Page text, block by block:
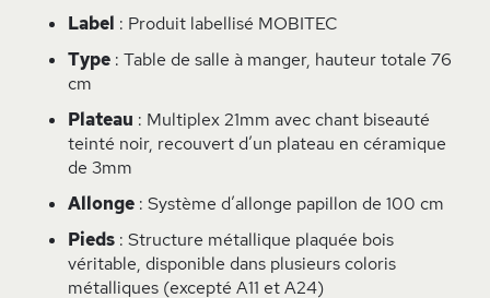
Label : Produit labellisé MOBITEC
Type : Table de salle à manger, hauteur totale 76
cm
Plateau : Multiplex 21mm avec chant biseauté
teinté noir, recouvert d’un plateau en céramique
de 3mm
Allonge : Système d’allonge papillon de 100 cm
Pieds : Structure métallique plaquée bois
véritable, disponible dans plusieurs coloris
métalliques (excepté A11 et A24)